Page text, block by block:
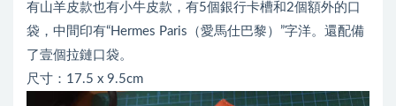
有山羊皮款也有小牛皮款，有5個銀行卡槽和2個額外的口
袋，中間印有“Hermes Paris（愛馬仕巴黎）”字洋。還配備
了壹個拉鏈口袋。
尺寸：17.5 x 9.5cm